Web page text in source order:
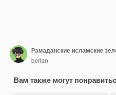
Рамаданские исламские
berlan
Вам также могут